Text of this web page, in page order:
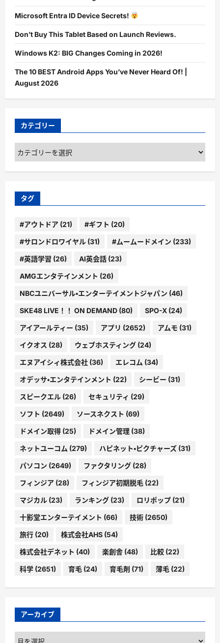
Microsoft Entra ID Device Secrets!
Don’t Buy This Tablet Based on Launch Reviews.
Windows K2: BIG Changes Coming in 2026!
The 10 BEST Android Apps You’ve Never Heard Of! |
August 2026
カテゴリー
カ
テ
ゴ
ー
タグ
#アウトドア (21) #ギフト (20)
#サロンドロワイヤル (31) #ムームードメイン (233)
#英語学習 (26) AI英会話 (23)
AMGエンタテインメント (26)
NBCユニバーサル・エンターテイメントジャパン (46)
SKE48 LIVE！！ ON DEMAND (80) SPO-X (24)
アイアールティー (35) アプリ (2652) アムモ (31)
イクオス (28) ウェブホスティング (24)
エヌアイシィ株式会社 (36) エレコム (34)
オデッサ・エンタテインメント (22) シービー (31)
スピークエル (26) セキュリティ (29)
ソフト (2649) ソースネクスト (69)
ドメイン取得 (25) ドメイン管理 (38)
ネットユーコム (279) ハピネット・ピクチャーズ (31)
パソコン (2649) ファクタリング (28)
フィンジア (28) フィンジア初期脱毛 (22)
マジカル (23) ランキング (23) ロリポップ (21)
十影堂エンターテイメント (66) 技術 (2650)
旅行 (20) 株式会社AHS (54)
株式会社デネット (40) 楽創舎 (48) 比較 (22)
科学 (2651) 育毛 (24) 育毛剤 (71) 薄毛 (22)
アーカイブ
ア